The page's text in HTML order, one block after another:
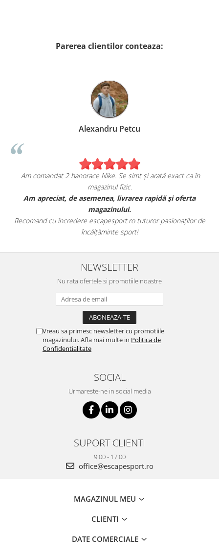
Parerea clientilor conteaza:
Alexandru Petcu
Am comandat 2 hanorace Nike. Se simt și arată exact ca în
magazinul fizic.
Am apreciat, de asemenea, livrarea rapidă și oferta
magazinului.
Recomand cu încredere escapesport.ro tuturor pasionaților de
încălțăminte sport!
NEWSLETTER
Nu rata ofertele si promotiile noastre
Vreau sa primesc newsletter cu promotiile
magazinului. Afla mai multe in Politica de
Confidentialitate
SOCIAL
Urmareste-ne in social media
SUPORT CLIENTI
9:00 - 17:00
office@escapesport.ro
MAGAZINUL MEU
CLIENTI
DATE COMERCIALE